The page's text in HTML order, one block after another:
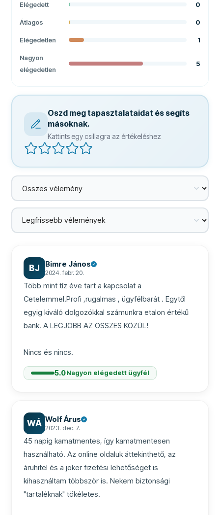
Elégedett 0
Átlagos 0
Elégedetlen 1
Nagyon
elégedetlen
5
Oszd meg tapasztalataidat és segíts
másoknak.
Kattints egy csillagra az értékeléshez
BJ Bimre János
2024. febr. 20.
Több mint tíz éve tart a kapcsolat a
Cetelemmel.Profi ,rugalmas , ügyfélbarát . Egytől
egyig kiváló dolgozókkal számunkra etalon értékű
bank. A LEGJOBB AZ OSSZES KÖZÜL!
Nincs és nincs.
5.0Nagyon elégedett ügyfél
WÁ Wolf Árus
2023. dec. 7.
45 napig kamatmentes, így kamatmentesen
használható. Az online oldaluk áttekinthető, az
áruhitel és a joker fizetési lehetőséget is
kihasználtam többször is. Nekem biztonsági
"tartaléknak" tökéletes.